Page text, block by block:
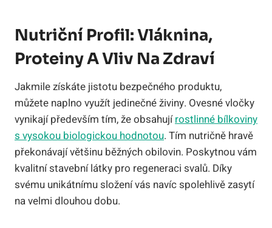
Nutriční Profil: Vláknina,
Proteiny A Vliv Na Zdraví
Jakmile získáte jistotu bezpečného produktu,
můžete naplno využít jedinečné živiny. Ovesné vločky
vynikají především tím, že obsahujírostlinné bílkoviny
s vysokou biologickou hodnotou. Tím nutričně hravě
překonávají většinu běžných obilovin. Poskytnou vám
kvalitní stavební látky pro regeneraci svalů. Díky
svému unikátnímu složení vás navíc spolehlivě zasytí
na velmi dlouhou dobu.